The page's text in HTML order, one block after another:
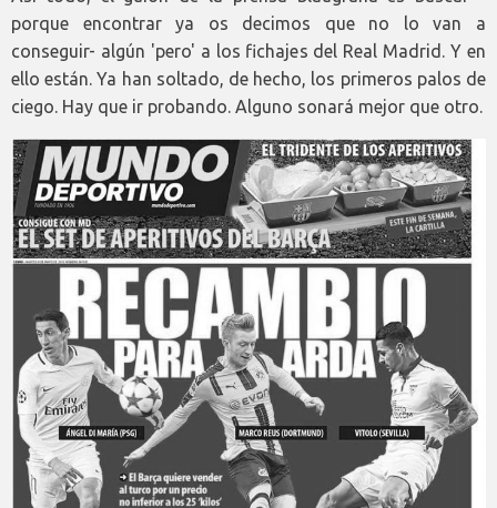
porque encontrar ya os decimos que no lo van a
conseguir- algún 'pero' a los fichajes del Real Madrid. Y en
ello están. Ya han soltado, de hecho, los primeros palos de
ciego. Hay que ir probando. Alguno sonará mejor que otro.